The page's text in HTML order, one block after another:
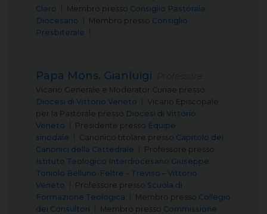
Clero
Membro presso Consiglio Pastorale
Diocesano
Membro presso Consiglio
Presbiterale
Papa Mons. Gianluigi
Vicario Generale e Moderator Curiae presso
Diocesi di Vittorio Veneto
Vicario Episcopale
per la Pastorale presso Diocesi di Vittorio
Veneto
Presidente presso Équipe
sinodale
Canonico titolare presso Capitolo dei
Canonici della Cattedrale
Professore presso
Istituto Teologico Interdiocesano Giuseppe
Toniolo Belluno-Feltre – Treviso – Vittorio
Veneto
Professore presso Scuola di
Formazione Teologica
Membro presso Collegio
dei Consultori
Membro presso Commissione